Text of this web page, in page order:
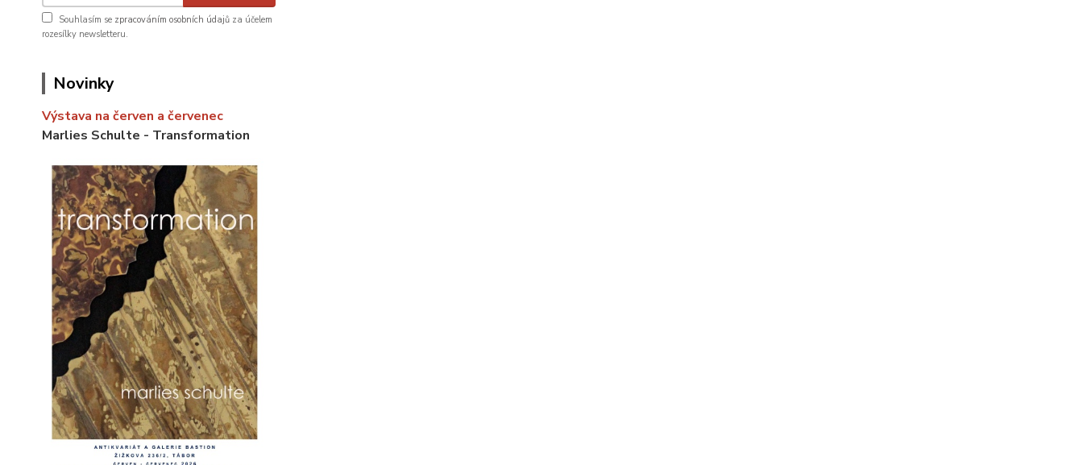
Souhlasím se zpracováním osobních údajů za účelem
rozesílky newsletteru.
Novinky
Výstava na červen a červenec
Marlies Schulte - Transformation